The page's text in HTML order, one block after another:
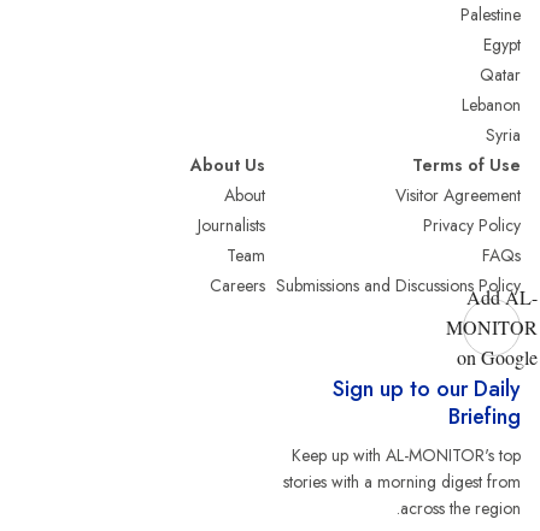
Palestine
Egypt
Qatar
Lebanon
Syria
Terms of Use
Visitor Agreement
Privacy Policy
FAQs
Submissions and Discussions Policy
About Us
About
Journalists
Team
Careers
Add AL-
MONITOR
on Google
Sign up to our Daily
Briefing
Keep up with AL-MONITOR's top
stories with a morning digest from
across the region.